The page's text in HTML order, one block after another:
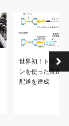
世界初！トラップ
ンを使った長距離
配送を達成